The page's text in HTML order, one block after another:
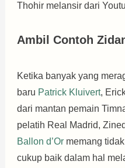
Thohir melansir dari
Ambil Contoh
Ketika banyak yang
baru Patrick Kluivert,
dari mantan pemain
pelatih Real Madrid,
Ballon d’Or memang
cukup baik dalam hal